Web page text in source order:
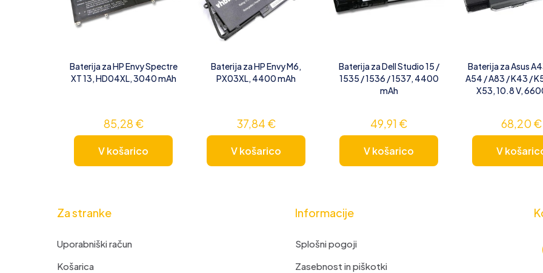
Baterija za HP Envy Spectre
XT 13, HD04XL, 3040 mAh
85,28 €
V košarico
Baterija za HP Envy M6,
PX03XL, 4400 mAh
37,84 €
V košarico
Baterija za Dell Studio 15 /
1535 / 1536 / 1537, 4400
mAh
49,91 €
V košarico
Baterija za Asus
A54 / A83 / K43 /
X53, 10.8 V,
68,20 €
V
Za stranke
Uporabniški račun
Košarica
Informacije
Splošni pogoji
Zasebnost in piškotki